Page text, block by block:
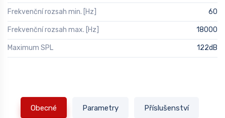
Frekvenční rozsah min. [Hz] 60
Frekvenční rozsah max. [Hz] 18000
Maximum SPL 122dB
Obecné Parametry Příslušenství